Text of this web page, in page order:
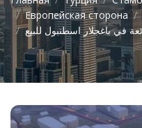
Европейская сторона
في باغجلار اسطنبول للبيع